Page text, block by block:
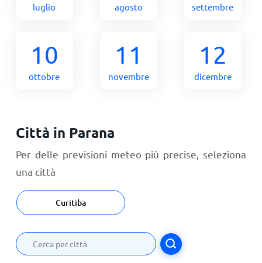
luglio agosto settembre
10
ottobre
11
novembre
12
dicembre
Città in Parana
Per delle previsioni meteo più precise, seleziona
una città
Curitiba